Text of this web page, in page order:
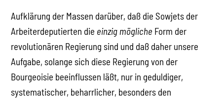
Aufklärung der Massen darüber, daß die Sowjets der
Arbeiterdeputierten die einzig mögliche Form der
revolutionären Regierung sind und daß daher unsere
Aufgabe, solange sich diese Regierung von der
Bourgeoisie beeinflussen läßt, nur in geduldiger,
systematischer, beharrlicher, besonders den